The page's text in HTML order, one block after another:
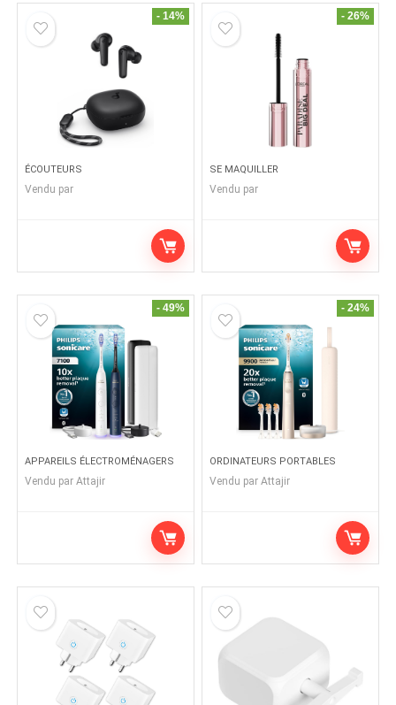
- 14%
ÉCOUTEURS
Vendu par
- 26%
SE MAQUILLER
Vendu par
- 49%
APPAREILS ÉLECTROMÉNAGERS
Vendu par Attajir
- 24%
ORDINATEURS PORTABLES
Vendu par Attajir